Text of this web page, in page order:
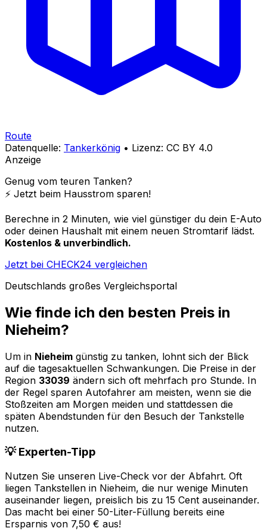
Route
Datenquelle: Tankerkönig • Lizenz: CC BY 4.0
Anzeige
Genug vom teuren Tanken?
⚡️ Jetzt beim Hausstrom sparen!
Berechne in 2 Minuten, wie viel günstiger du dein E-Auto
oder deinen Haushalt mit einem neuen Stromtarif lädst.
Kostenlos & unverbindlich.
Jetzt bei CHECK24 vergleichen
Deutschlands großes Vergleichsportal
Wie finde ich den besten Preis in
Nieheim?
Um in Nieheim günstig zu tanken, lohnt sich der Blick
auf die tagesaktuellen Schwankungen. Die Preise in der
Region 33039 ändern sich oft mehrfach pro Stunde. In
der Regel sparen Autofahrer am meisten, wenn sie die
Stoßzeiten am Morgen meiden und stattdessen die
späten Abendstunden für den Besuch der Tankstelle
nutzen.
💡 Experten-Tipp
Nutzen Sie unseren Live-Check vor der Abfahrt. Oft
liegen Tankstellen in Nieheim, die nur wenige Minuten
auseinander liegen, preislich bis zu 15 Cent auseinander.
Das macht bei einer 50-Liter-Füllung bereits eine
Ersparnis von 7,50 € aus!